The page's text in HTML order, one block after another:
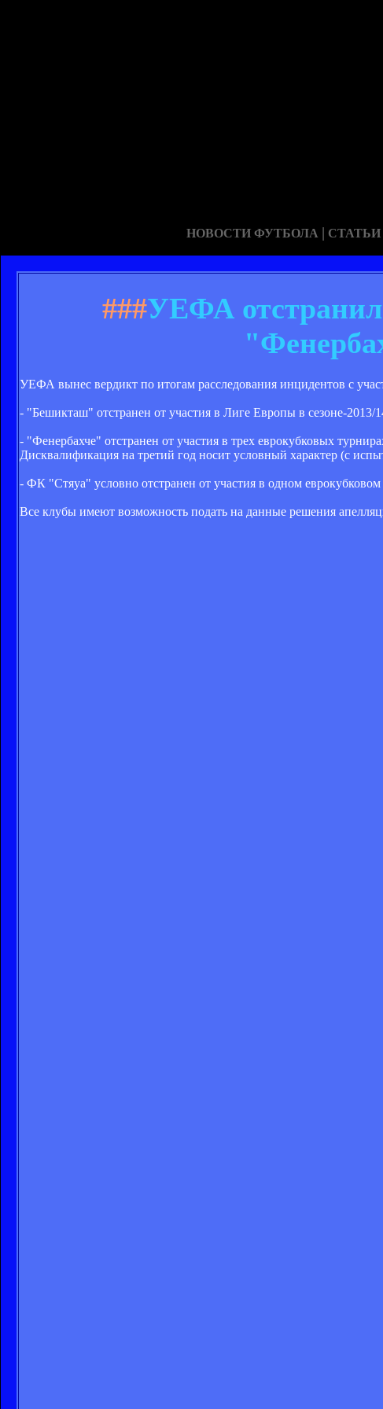
НОВОСТИ ФУТБОЛА | СТАТЬИ
###УЕФА
УЕФА вынес вердикт по итогам расследования инцидентов с
- "Бешикташ" отстранен от участия в Лиге Европы в сезоне-2013/
- "Фенербахче" отстранен от участия в трех еврокубковых
Дисквалификация на третий год носит условный характер (с
- ФК "Стяуа" условно отстранен от участия в одном
Все клубы имеют возможность подать на данные решения